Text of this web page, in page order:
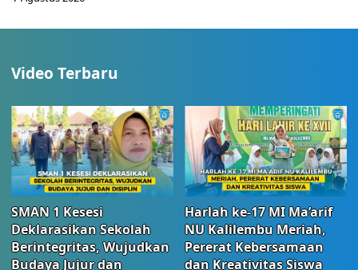
Video Terbaru
SMAN 1 Kesesi
Deklarasikan Sekolah
Berintegritas, Wujudkan
Budaya Jujur dan
Harlah ke-17 MI Ma’arif
NU Kalilembu Meriah,
Pererat Kebersamaan
dan Kreativitas Siswa